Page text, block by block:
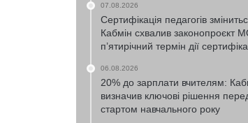
07.08.2026
Сертифікація педагогів
Кабмін схвалив законопроєкт
п’ятирічний термін дії
06.08.2026
20% до зарплати вчителям:
визначив ключові рішення
стартом навчального року